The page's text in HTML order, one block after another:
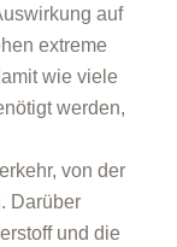
auf
extreme
wie viele
werden,
von der
Darüber
und die